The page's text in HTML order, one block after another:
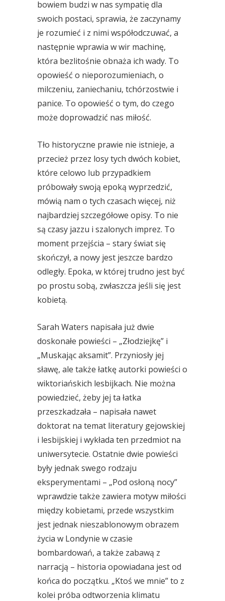
bowiem budzi w nas sympatię dla
swoich postaci, sprawia, że zaczynamy
je rozumieć i z nimi współodczuwać, a
następnie wprawia w wir machinę,
która bezlitośnie obnaża ich wady. To
opowieść o nieporozumieniach, o
milczeniu, zaniechaniu, tchórzostwie i
panice. To opowieść o tym, do czego
może doprowadzić nas miłość.
Tło historyczne prawie nie istnieje, a
przecież przez losy tych dwóch kobiet,
które celowo lub przypadkiem
próbowały swoją epoką wyprzedzić,
mówią nam o tych czasach więcej, niż
najbardziej szczegółowe opisy. To nie
są czasy jazzu i szalonych imprez. To
moment przejścia – stary świat się
skończył, a nowy jest jeszcze bardzo
odległy. Epoka, w której trudno jest być
po prostu sobą, zwłaszcza jeśli się jest
kobietą.
Sarah Waters napisała już dwie
doskonałe powieści – „Złodziejkę” i
„Muskając aksamit”. Przyniosły jej
sławę, ale także łatkę autorki powieści o
wiktoriańskich lesbijkach. Nie można
powiedzieć, żeby jej ta łatka
przeszkadzała – napisała nawet
doktorat na temat literatury gejowskiej
i lesbijskiej i wykłada ten przedmiot na
uniwersytecie. Ostatnie dwie powieści
były jednak swego rodzaju
eksperymentami – „Pod osłoną nocy”
wprawdzie także zawiera motyw miłości
między kobietami, przede wszystkim
jest jednak nieszablonowym obrazem
życia w Londynie w czasie
bombardowań, a także zabawą z
narracją – historia opowiadana jest od
końca do początku. „Ktoś we mnie” to z
kolei próba odtworzenia klimatu